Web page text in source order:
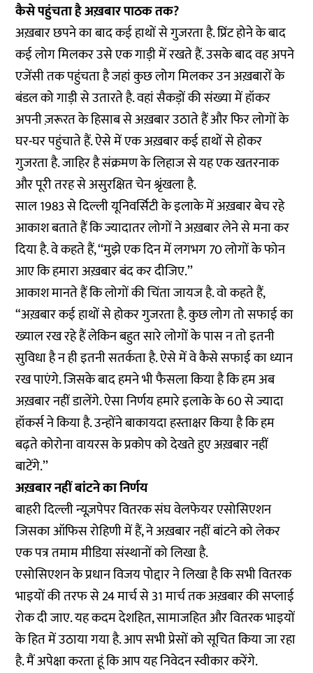
कैसे पहुंचता है अख़बार पाठक तक?
अख़बार छपने का बाद कई हाथों से गुजरता है. प्रिंट होने के बाद
कई लोग मिलकर उसे एक गाड़ी में रखते हैं. उसके बाद वह अपने
एजेंसी तक पहुंचता है जहां कुछ लोग मिलकर उन अख़बारों के
बंडल को गाड़ी से उतारते है. वहां सैकड़ों की संख्या में हॉकर
अपनी ज़रूरत के हिसाब से अख़बार उठाते हैं और फिर लोगों के
घर-घर पहुंचाते हैं. ऐसे में एक अख़बार कई हाथों से होकर
गुजरता है. जाहिर है संक्रमण के लिहाज से यह एक खतरनाक
और पूरी तरह से असुरक्षित चेन श्रृंखला है.
साल 1983 से दिल्ली यूनिवर्सिटी के इलाके में अख़बार बेच रहे
आकाश बताते हैं कि ज्यादातर लोगों ने अख़बार लेने से मना कर
दिया है. वे कहते हैं, ‘‘मुझे एक दिन में लगभग 70 लोगों के फोन
आए कि हमारा अख़बार बंद कर दीजिए.’’
आकाश मानते हैं कि लोगों की चिंता जायज है. वो कहते हैं,
“अख़बार कई हाथों से होकर गुजरता है. कुछ लोग तो सफाई का
ख्याल रख रहे हैं लेकिन बहुत सारे लोगों के पास न तो इतनी
सुविधा है न ही इतनी सतर्कता है. ऐसे में वे कैसे सफाई का ध्यान
रख पाएंगे. जिसके बाद हमने भी फैसला किया है कि हम अब
अख़बार नहीं डालेंगे. ऐसा निर्णय हमारे इलाके के 60 से ज्यादा
हॉकर्स ने किया है. उन्होंने बाकायदा हस्ताक्षर किया है कि हम
बढ़ते कोरोना वायरस के प्रकोप को देखते हुए अख़बार नहीं
बाटेंगे.’’
अख़बार नहीं बांटने का निर्णय
बाहरी दिल्ली न्यूज़पेपर वितरक संघ वेलफेयर एसोसिएशन
जिसका ऑफिस रोहिणी में हैं, ने अख़बार नहीं बांटने को लेकर
एक पत्र तमाम मीडिया संस्थानों को लिखा है.
एसोसिएशन के प्रधान विजय पोद्दार ने लिखा है कि सभी वितरक
भाइयों की तरफ से 24 मार्च से 31 मार्च तक अख़बार की सप्लाई
रोक दी जाए. यह कदम देशहित, सामाजहित और वितरक भाइयों
के हित में उठाया गया है. आप सभी प्रेसों को सूचित किया जा रहा
है. मैं अपेक्षा करता हूं कि आप यह निवेदन स्वीकार करेंगे.